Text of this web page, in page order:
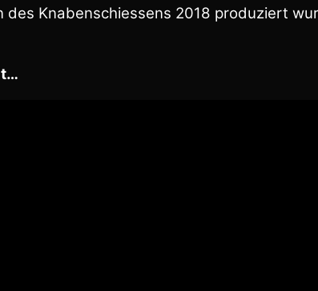
Knabenschiessens 2018 produziert